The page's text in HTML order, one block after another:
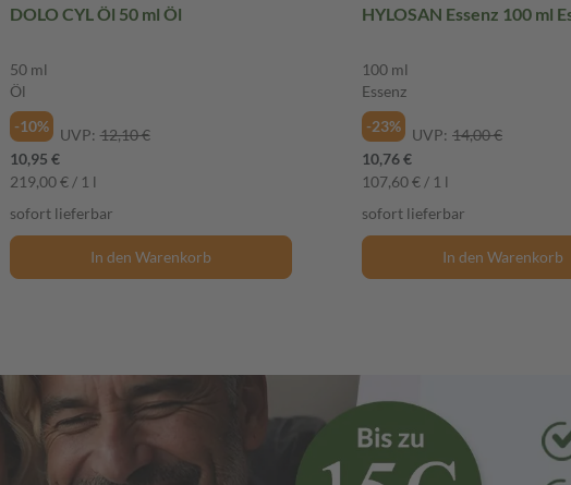
DOLO CYL Öl 50 ml Öl
50 ml
Öl
-10%
UVP: 12,10 €
10,95 €
219,00 € / 1 l
sofort lieferbar
In den Warenkorb
HYLOSAN Essenz 100 ml
100 ml
Essenz
-23%
UVP: 14,00 €
10,76 €
107,60 € / 1 l
sofort lieferbar
In den Warenkorb